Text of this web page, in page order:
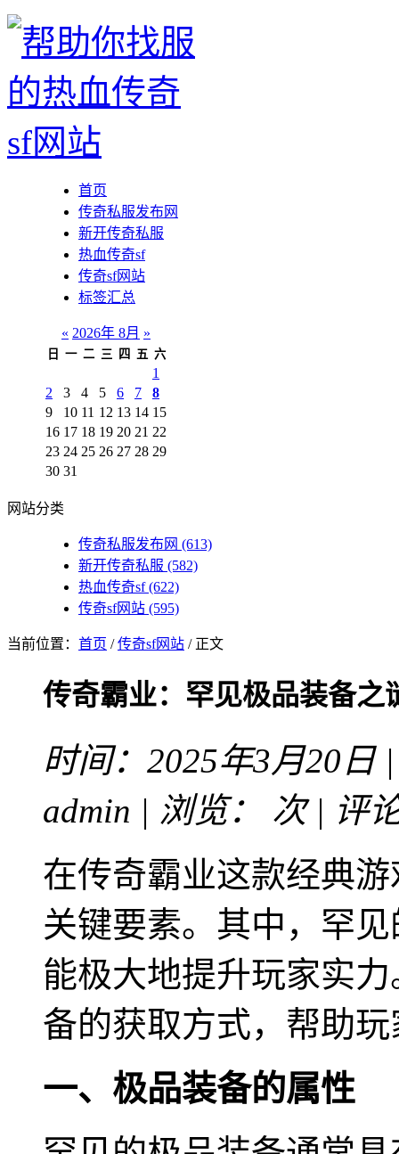
首页
传奇私服发布网
新开传奇私服
热血传奇sf
传奇sf网站
标签汇总
« 2026年 8月 »
日 一 二 三 四 五 六
1
2
3 4 5 6 7
8
9
10 11 12 13 14 15
16 17 18 19 20 21 22
23 24 25 26 27 28 29
30 31
网站分类
传奇私服发布网 (613)
新开传奇私服 (582)
热血传奇sf(622)
传奇sf网站 (595)
当前位置： 首页 /传奇sf网站 / 正文
传奇霸业：罕见极品装备之
时间：2025年3月20日
admin | 浏览：
次 | 评
在传奇霸业这款经典
关键要素。其中，罕
能极大地提升玩家实
备的获取方式，帮助
一、极品装备的属性